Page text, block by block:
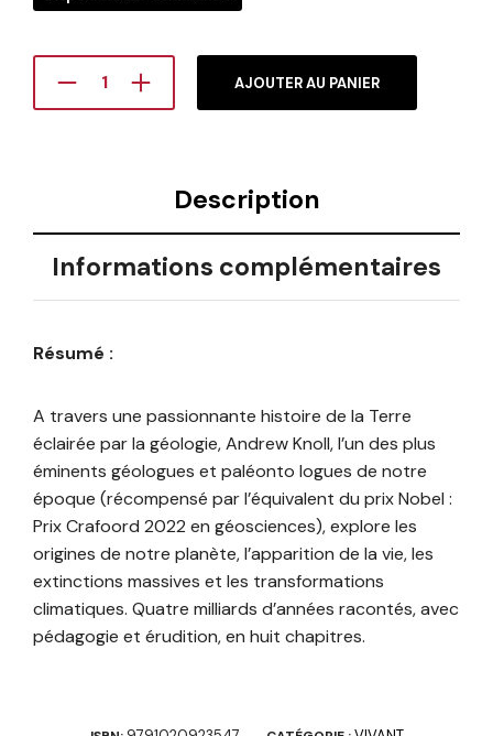
AJOUTER AU PANIER
Description
Informations complémentaires
Résumé :
A travers une passionnante histoire de la Terre
éclairée par la géologie, Andrew Knoll, l’un des plus
éminents géologues et paléonto logues de notre
époque (récompensé par l’équivalent du prix Nobel :
Prix Crafoord 2022 en géosciences), explore les
origines de notre planète, l’apparition de la vie, les
extinctions massives et les transformations
climatiques. Quatre milliards d’années racontés, avec
pédagogie et érudition, en huit chapitres.